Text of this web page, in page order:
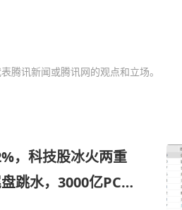
腾讯新闻或腾讯网的观点和立场。
，科技股冰火两重
跳水，3000亿PCB